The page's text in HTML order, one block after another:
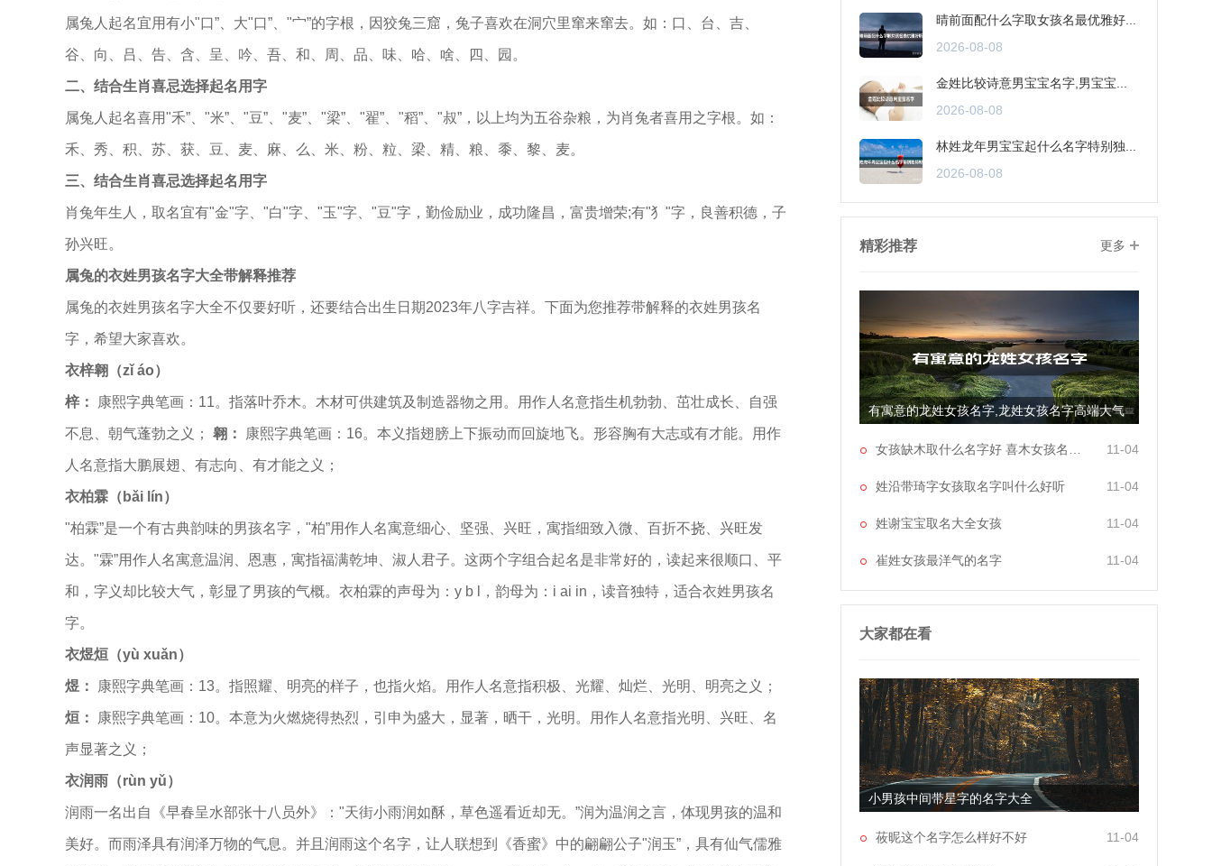
属兔人起名宜用有小"口”、大"口”、"宀”的字根，因狡兔三窟，兔子喜欢在洞穴里窜来窜去。如：口、台、吉、
谷、向、吕、告、含、呈、吟、吾、和、周、品、味、哈、啥、四、园。
二、结合生肖喜忌选择起名用字
属兔人起名喜用"禾”、"米”、"豆”、"麦”、"梁”、"翟”、"稻”、"叔”，以上均为五谷杂粮，为肖兔者喜用之字根。如：
禾、秀、积、苏、获、豆、麦、麻、么、米、粉、粒、梁、精、粮、黍、黎、麦。
三、结合生肖喜忌选择起名用字
肖兔年生人，取名宜有"金"字、"白"字、"玉"字、"豆"字，勤俭励业，成功隆昌，富贵增荣;有"犭"字，良善积德，子
孙兴旺。
属兔的衣姓男孩名字大全带解释推荐
属兔的衣姓男孩名字大全不仅要好听，还要结合出生日期2023年八字吉祥。下面为您推荐带解释的衣姓男孩名
字，希望大家喜欢。
衣梓翱（zǐ áo）
梓： 康熙字典笔画：11。指落叶乔木。木材可供建筑及制造器物之用。用作人名意指生机勃勃、茁壮成长、自强
不息、朝气蓬勃之义； 翱： 康熙字典笔画：16。本义指翅膀上下振动而回旋地飞。形容胸有大志或有才能。用作
人名意指大鹏展翅、有志向、有才能之义；
衣柏霖（bǎi lín）
"柏霖”是一个有古典韵味的男孩名字，"柏”用作人名寓意细心、坚强、兴旺，寓指细致入微、百折不挠、兴旺发
达。"霖”用作人名寓意温润、恩惠，寓指福满乾坤、淑人君子。这两个字组合起名是非常好的，读起来很顺口、平
和，字义却比较大气，彰显了男孩的气概。衣柏霖的声母为：y b l，韵母为：i ai in，读音独特，适合衣姓男孩名
字。
衣煜烜（yù xuǎn）
煜： 康熙字典笔画：13。指照耀、明亮的样子，也指火焰。用作人名意指积极、光耀、灿烂、光明、明亮之义；
烜： 康熙字典笔画：10。本意为火燃烧得热烈，引申为盛大，显著，晒干，光明。用作人名意指光明、兴旺、名
声显著之义；
衣润雨（rùn yǔ）
润雨一名出自《早春呈水部张十八员外》："天街小雨润如酥，草色遥看近却无。”润为温润之言，体现男孩的温和
美好。而雨泽具有润泽万物的气息。并且润雨这个名字，让人联想到《香蜜》中的翩翩公子"润玉”，具有仙气儒雅
晴前面配什么字取女孩名最优雅好...
2026-08-08
金姓比较诗意男宝宝名字,男宝宝...
2026-08-08
林姓龙年男宝宝起什么名字特别独...
2026-08-08
精彩推荐 更多
有寓意的龙姓女孩名字,龙姓女孩名字高端大气
11-04
姓沿带琦字女孩取名字叫什么好听 11-04
姓谢宝宝取名大全女孩 11-04
崔姓女孩最洋气的名字 11-04
大家都在看
小男孩中间带星字的名字大全
莜昵这个名字怎么样好不好 11-04